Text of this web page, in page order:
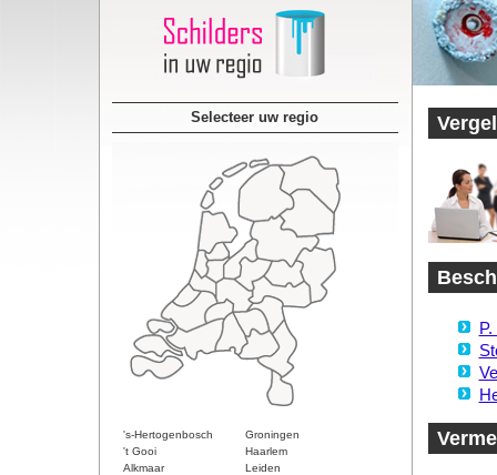
Selecteer uw regio
's-Hertogenbosch
Groningen
't Gooi
Haarlem
Alkmaar
Leiden